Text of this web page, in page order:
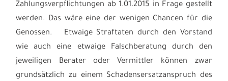
Zahlungsverpflichtungen ab 1.01.2015 in Frage gestellt
werden. Das wäre eine der wenigen Chancen für die
Genossen. Etwaige Straftaten durch den Vorstand
wie auch eine etwaige Falschberatung durch den
jeweiligen Berater oder Vermittler können zwar
grundsätzlich zu einem Schadensersatzanspruch des